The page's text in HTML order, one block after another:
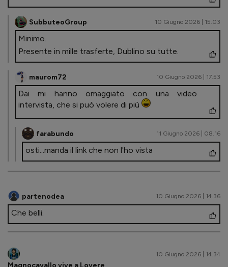
SubbuteoGroup 10 Giugno 2026 | 15.03
Minimo.
Presente in mille trasferte, Dublino su tutte.
maurom72 10 Giugno 2026 | 17.53
Dai mi hanno omaggiato con una video
intervista, che si può volere di più
farabundo 11 Giugno 2026 | 08.16
osti...manda il link che non l'ho vista
partenodea 10 Giugno 2026 | 14.36
Che belli.
10 Giugno 2026 | 14.34